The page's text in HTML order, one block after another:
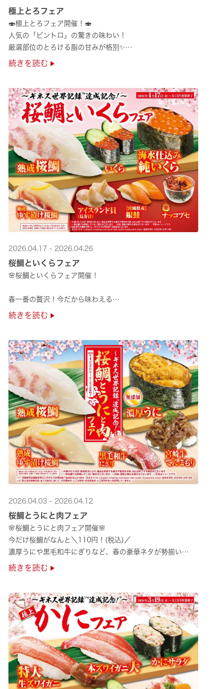
極上とろフェア
🍣極上とろフェア開催！🍣
人気の「ビントロ」の驚きの味わい！
厳選部位のとろける脂の甘みが格別✨
極上の味覚を是非くら寿司でご堪能ください♪
続きを読む
2026.04.17 - 2026.04.26
桜鯛といくらフェア
🌸桜鯛といくらフェア開催！
春一番の贅沢！今だから味わえる
旬の旨さの熟成🌸桜鯛と
是非お越しください✨
続きを読む
2026.04.03 - 2026.04.12
桜鯛とうにと肉フェア
🌸桜鯛とうにと肉フェア開催🌸
今だけ桜鯛がなんと＼110円！(税込)／
濃厚うにや黒毛和牛にぎりなど、春の豪華ネタが勢揃い
是非お越しください✨
続きを読む